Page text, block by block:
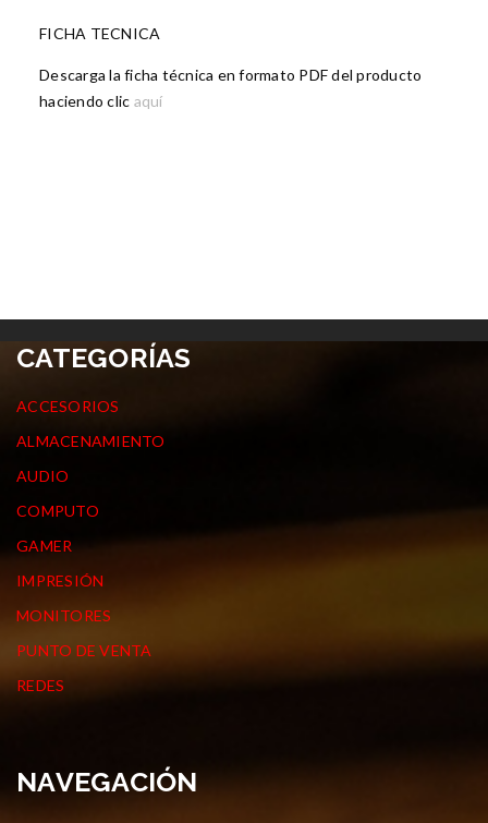
FICHA TECNICA
Descarga la ficha técnica en formato PDF del producto
haciendo clic aquí
CATEGORÍAS
ACCESORIOS
ALMACENAMIENTO
AUDIO
COMPUTO
GAMER
IMPRESIÓN
MONITORES
PUNTO DE VENTA
REDES
NAVEGACIÓN